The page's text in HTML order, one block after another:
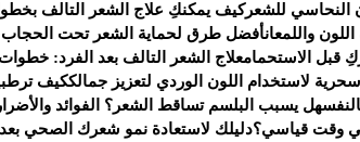
النحاسي للشعركيف يمكنكِ علاج الشعر التالف
واللمعانأفضل طرق لحماية الشعر تحت الحجاب
قبل الاستحمامعلاج الشعر التالف بعد الفرد:
لاستخدام اللون الوردي لتعزيز جمالككيف
هل يسبب البلسم تساقط الشعر؟ الفوائد والأضرار
وقت قياسي؟دليلك لاستعادة نمو شعرك الصحي بعد